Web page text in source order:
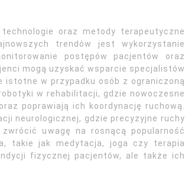
oraz metody terapeutyczne
trendów jest wykorzystanie
postępów pacjentów oraz
mogą uzyskać wsparcie specjalistów
istotne w przypadku osób z ograniczoną
w rehabilitacji, gdzie nowoczesne
poprawiają ich koordynację ruchową.
neurologicznej, gdzie precyzyjne ruchy
uwagę na rosnącą popularność
takie jak medytacja, joga czy terapia
fizycznej pacjentów, ale także ich